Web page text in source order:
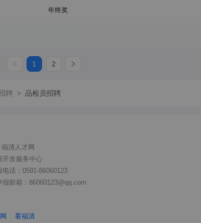
年终奖
1 2
聘 > 品检员招聘
清人才网
开发服务中心
话：0591-86060123
邮箱：86060123@qq.com
看福清